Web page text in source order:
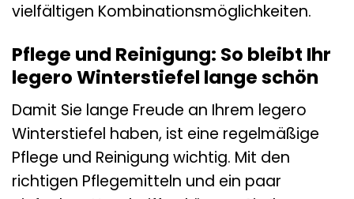
vielfältigen Kombinationsmöglichkeiten.
Pflege und Reinigung: So bleibt Ihr
legero Winterstiefel lange schön
Damit Sie lange Freude an Ihrem legero
Winterstiefel haben, ist eine regelmäßige
Pflege und Reinigung wichtig. Mit den
richtigen Pflegemitteln und ein paar